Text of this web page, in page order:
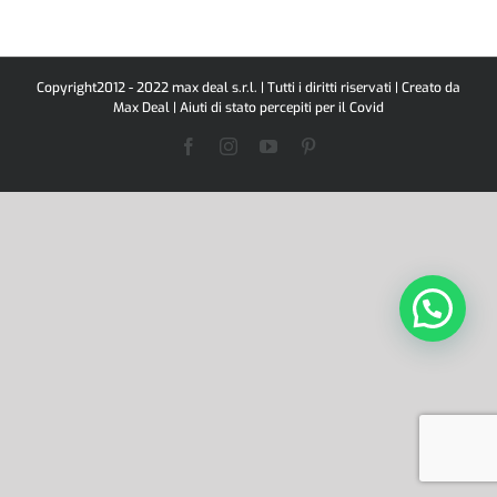
Copyright2012 - 2022 max deal s.r.l. | Tutti i diritti riservati | Creato da
Max Deal | Aiuti di stato percepiti per il Covid
FacebookInstagramYouTube